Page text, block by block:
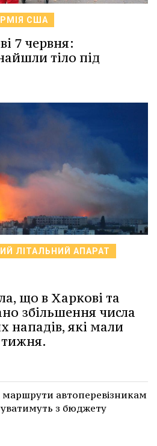
США
7 червня:
тіло під
ЛІТАЛЬНИЙ АПАРАТ
що в Харкові та
збільшення числа
нападів, які мали
маршрути автоперевізникам
з бюджету